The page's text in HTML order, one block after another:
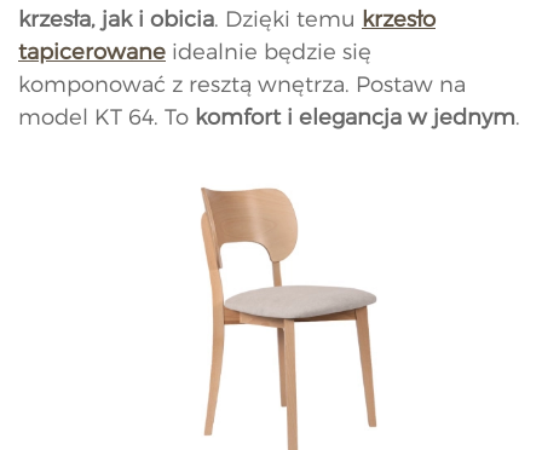
krzesła, jak i obicia. Dzięki temu krzesło
tapicerowane idealnie będzie się
komponować z resztą wnętrza. Postaw na
model KT 64. To komfort i elegancja w jednym.